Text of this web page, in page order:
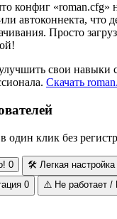
конфиг «roman.cfg»
автоконнекта, что
Просто
свои навыки
Скачать
один клик без
0 🛠️ Легкая настройка
0 ⚠️ Не работает